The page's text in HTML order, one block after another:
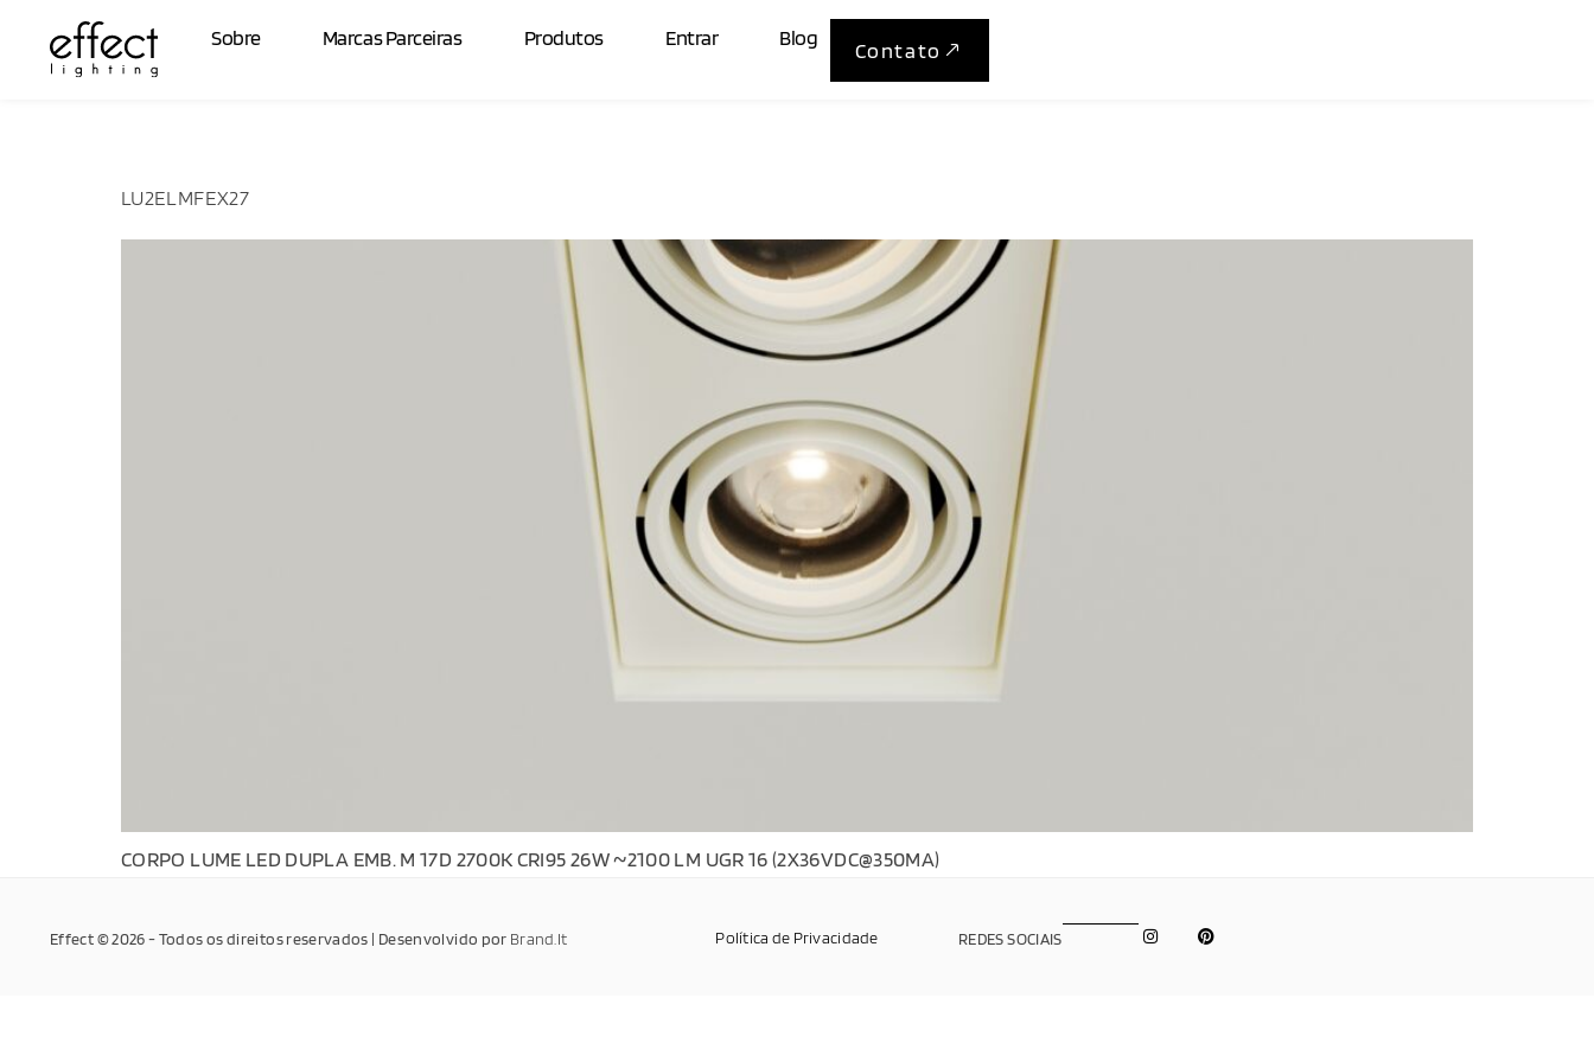
Sobre Marcas Parceiras Produtos Entrar Blog
Contato
Fluxo Luminoso:2146
LU2ELMFEX27
CORPO LUME LED DUPLA EMB. M 17D 2700K CRI95 26W ~2100 LM UGR 16 (2X36VDC@350MA)
Effect © 2026 - Todos os direitos reservados | Desenvolvido por Brand.It Política de Privacidade REDES SOCIAIS